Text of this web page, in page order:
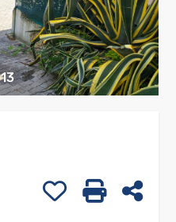
13
Stampa:
Preferiti: Cod.